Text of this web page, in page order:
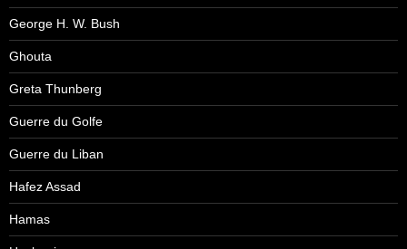
George H. W. Bush
Ghouta
Greta Thunberg
Guerre du Golfe
Guerre du Liban
Hafez Assad
Hamas